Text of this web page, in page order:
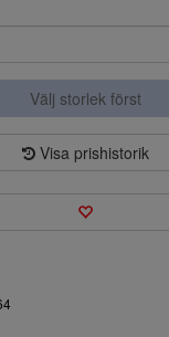
Välj storlek först
Visa prishistorik